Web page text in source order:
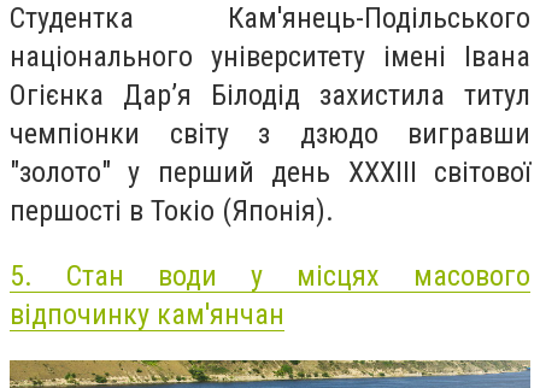
Студентка Кам'янець-Подільського
національного університету імені Івана
Огієнка Дар’я Білодід захистила титул
чемпіонки світу з дзюдо вигравши
"золото" у перший день XXXIII світової
першості в Токіо (Японія).
5. Стан води у місцях масового
відпочинку кам'янчан